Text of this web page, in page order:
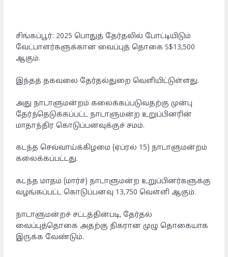
சிங்கப்பூர்: 2025 பொதுத் தேர்தலில் போட்டியிடும்
வேட்பாளர்களுக்கான வைப்புத் தொகை S$13,500
ஆகும்.
இந்தத் தகவலை தேர்தல்துறை வெளியிட்டுள்ளது.
அது நாடாளுமன்றம் கலைக்கப்படுவதற்கு முன்பு
தேர்ந்தெடுக்கப்பட்ட நாடாளுமன்ற உறுப்பினரின்
மாதாந்திர கொடுப்பனவுக்குச் சமம்.
கடந்த செவ்வாய்க்கிழமை (ஏப்ரல் 15) நாடாளுமன்றம்
கலைக்கப்பட்டது.
கடந்த மாதம் (மார்ச்) நாடாளுமன்ற உறுப்பினர்களுக்கு
வழங்கப்பட்ட கொடுப்பனவு 13,750 வெள்ளி ஆகும்.
நாடாளுமன்றச் சட்டத்தின்படி, தேர்தல்
வைப்புத்தொகை அதற்கு நிகரான முழு தொகையாக
இருக்க வேண்டும்.